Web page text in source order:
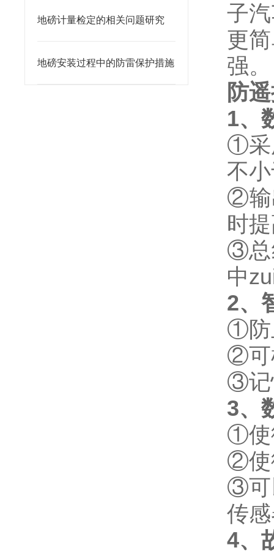
地磅计量检定的相关问题研究
地磅安装过程中的防雷保护措施
子
更
强。
防
1、
①采
不
②输
时
③总
中
2、
①防
②可
③记
3、
①使
②使
③可
传
4、